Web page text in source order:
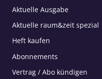
Aktuelle Ausgabe
Aktuelle raum&zeit spezial
Heft kaufen
Abonnements
Vertrag / Abo kündigen